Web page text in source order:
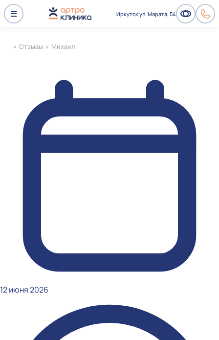
Иркутск ул. Марата, 54
» Отзывы » Михаил
12 июня 2026